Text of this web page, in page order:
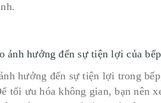
ảnh hưởng đến sự tiện lợi của
hưởng đến sự tiện lợi trong
tối ưu hóa không gian, bạn nên